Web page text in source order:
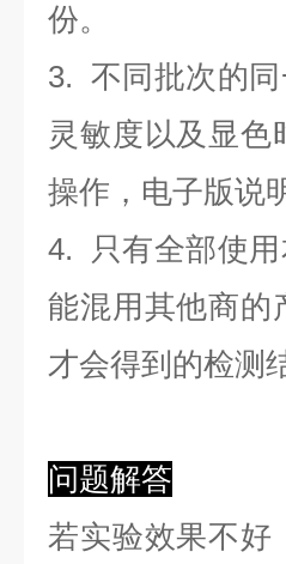
份。
3. 不同批次的
灵敏度以及显
操作，电子版说
4. 只有全部使
能混用其他商的
才会得到的检测
问题解答
若实验效果不好